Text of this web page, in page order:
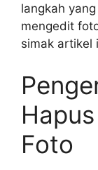
langkah
mengedit
simak artikel
Foto